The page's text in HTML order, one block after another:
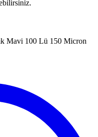
Mavi 100 Lü 150 Micron